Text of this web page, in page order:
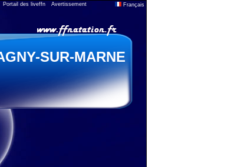
Portail des liveffn Avertissement Français
SUR-MARNE